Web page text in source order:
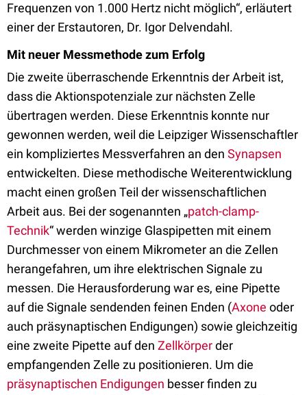
Frequenzen von 1.000 Hertz nicht möglich“, erläutert
einer der Erstautoren, Dr. Igor Delvendahl.
Mit neuer Messmethode zum Erfolg
Die zweite überraschende Erkenntnis der Arbeit ist,
dass die Aktionspotenziale zur nächsten Zelle
übertragen werden. Diese Erkenntnis konnte nur
gewonnen werden, weil die Leipziger Wissenschaftler
ein kompliziertes Messverfahren an den Synapsen
entwickelten. Diese methodische Weiterentwicklung
macht einen großen Teil der wissenschaftlichen
Arbeit aus. Bei der sogenannten „patch-clamp-
Technik“ werden winzige Glaspipetten mit einem
Durchmesser von einem Mikrometer an die Zellen
herangefahren, um ihre elektrischen Signale zu
messen. Die Herausforderung war es, eine Pipette
auf die Signale sendenden feinen Enden (Axone oder
auch präsynaptischen Endigungen) sowie gleichzeitig
eine zweite Pipette auf den Zellkörperder
empfangenden Zelle zu positionieren. Um die
präsynaptischen Endigungen besser finden zu